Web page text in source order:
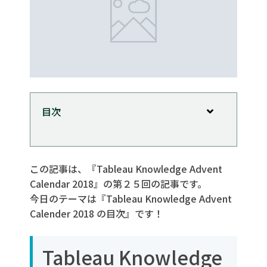
目次
Tableau Knowledge Advent Calender
この記事は、『Tableau Knowledge Advent
Calendar 2018』の第２５回の記事です。
今日のテーマは『Tableau Knowledge Advent
Calender 2018 の目次』です！
Tableau Knowledge